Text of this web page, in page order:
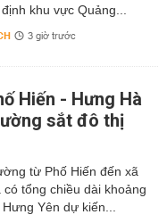
khu vực Quảng...
3 giờ trước
Hiến - Hưng Hà
sắt đô thị
từ Phố Hiến đến xã
có tổng chiều dài khoảng
Yên dự kiến...